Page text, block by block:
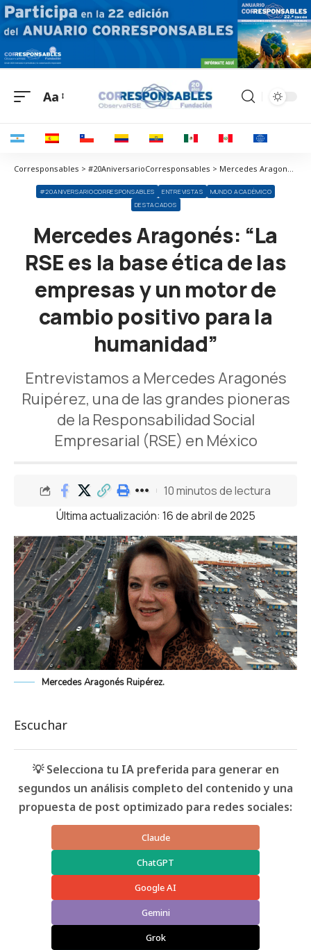
Aa
Corresponsables > #20AniversarioCorresponsables > Mercedes Aragonés: “La RSE es la base ética de las empresas y un motor de cambio positivo para la humanidad”
#20ANIVERSARIOCORRESPONSABLES ENTREVISTAS
MUNDO ACADÉMICO
DESTACADOS
Mercedes Aragonés: “La
RSE es la base ética de las
empresas y un motor de
cambio positivo para la
humanidad”
Entrevistamos a Mercedes Aragonés
Ruipérez, una de las grandes pioneras
de la Responsabilidad Social
Empresarial (RSE) en México
Última actualización: 16 de abril de 2025
10 minutos de lectura
Mercedes Aragonés Ruipérez.
Escuchar
💡 Selecciona tu IA preferida para generar en
segundos un análisis completo del contenido y una
propuesta de post optimizado para redes sociales:
Claude
ChatGPT
Google AI
Gemini
Grok